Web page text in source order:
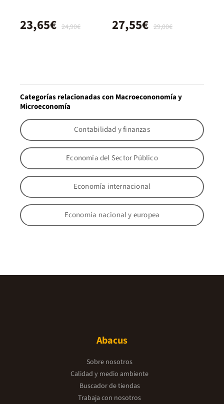
24,90€
23,65€ 29,00€
27,55€
Categorías relacionadas con Macroecononomía y
Microeconomía
Contabilidad y finanzas
Economía del Sector Público
Economía internacional
Economía nacional y europea
Abacus
Sobre nosotros
Calidad y medio ambiente
Buscador de tiendas
Trabaja con nosotros